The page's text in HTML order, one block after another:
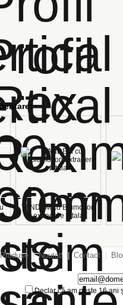
TANDEM cu Blumotion
extragere totala
Produse | Noutati Contact
Declar că am peste 16 ani